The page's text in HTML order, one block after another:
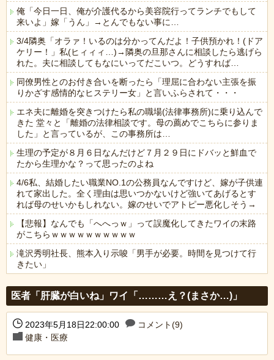
俺「今日一日、俺が介護代るから美容院行ってランチでもして
来いよ」嫁「うん」→とんでもない事に…
3/4隣奥「オラァ！いるのは分かってんだよ！子供預かれ！(ドア
ケリー！」私(ヒィィィ…)→隣奥の旦那さんに相談したら逃げら
れた。夫に相談してもなにいってだこいつ。どうすれば…
同僚男性とのお付き合いを断ったら「理屈に合わない主張を振
りかざす感情的なヒステリー女」と言いふらされて・・・
エネ夫に離婚を突きつけたら私の職場(法律事務所)に乗り込んで
きた 堂々と「離婚の法律相談です。母の薦めでこちらに参りま
した」と言っているが、この事務所は…
生理の予定が８月６日なんだけど７月２９日にドバッと鮮血で
たから生理かな？って思ったのよね
4/6私、結婚したい職業NO.1の公務員なんですけど、嫁が子供連
れて家出した。全く理由は思いつかないけど強いてあげるとす
れば母のせいかもしれない。嫁のせいでアトピー悪化しそう→
【悲報】なんでも「へへっｗ」って誤魔化してきたワイの末路
がこちらｗｗｗｗｗｗｗｗｗｗ
滝沢秀明社長、熊本入り示唆「男手が必要。時間を見つけて行
きたい」
医者「肝臓が白いね」ワイ「………え？(まさか…)」
2023年5月18日22:00:00
コメント(9)
健康・医療